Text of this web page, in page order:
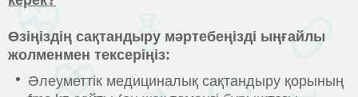
Өзіңіздің сақтандыру мәртебеңізді ыңғайлы
жолменмен тексеріңіз:
Әлеуметтік медициналық сақтандыру қорының